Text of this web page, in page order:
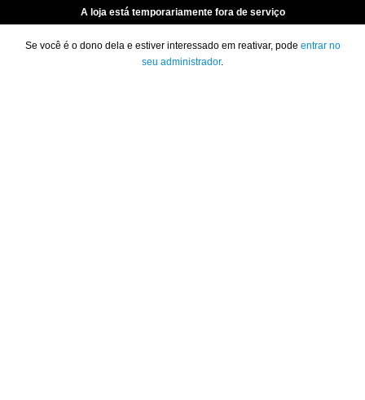
A loja está temporariamente fora de serviço
Se você é o dono dela e estiver interessado em reativar, pode entrar no
seu administrador.